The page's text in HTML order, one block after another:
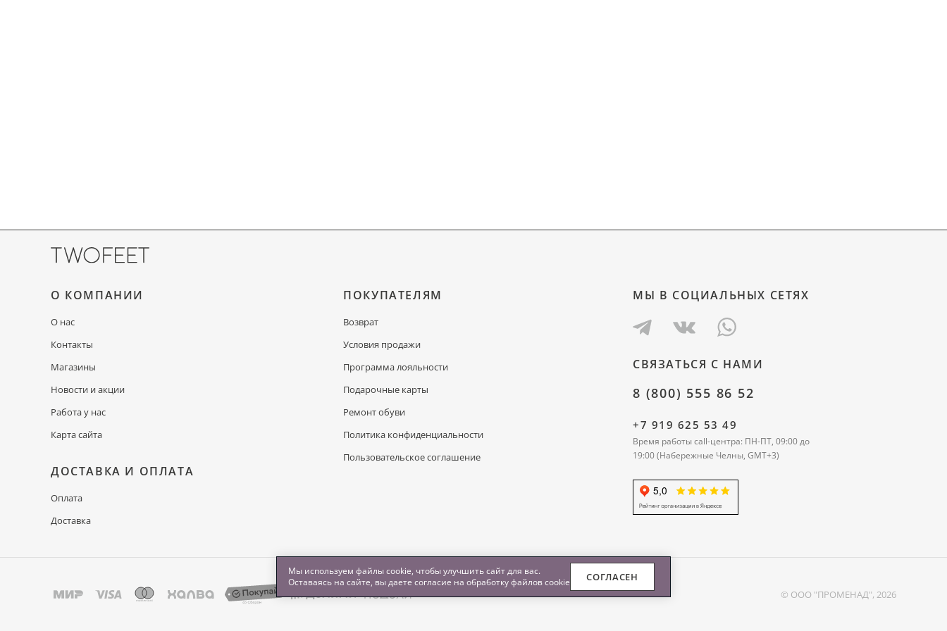
О КОМПАНИИ
О нас
Контакты
Магазины
Новости и акции
Работа у нас
Карта сайта
ДОСТАВКА И ОПЛАТА
Оплата
Доставка
ПОКУПАТЕЛЯМ
Возврат
Условия продажи
Программа лояльности
Подарочные карты
Ремонт обуви
Политика конфиденциальности
Пользовательское соглашение
МЫ В СОЦИАЛЬНЫХ СЕТЯХ
СВЯЗАТЬСЯ С НАМИ
8 (800) 555 86 52
+7 919 625 53 49
Время работы call-центра: ПН-ПТ, 09:00 до
19:00 (Набережные Челны, GMT+3)
© ООО "ПРОМЕНАД", 2026
Мы используем файлы cookie, чтобы улучшить сайт для вас.
Оставаясь на сайте, вы даете согласие на обработкуфайлов cookie СОГЛАСЕН